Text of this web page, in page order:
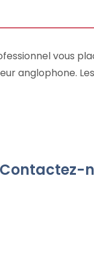
vous
anglophone.
Contactez-